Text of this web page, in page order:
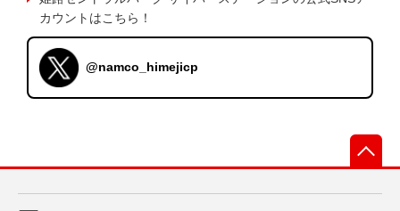
カウントはこちら！
@namco_himejicp